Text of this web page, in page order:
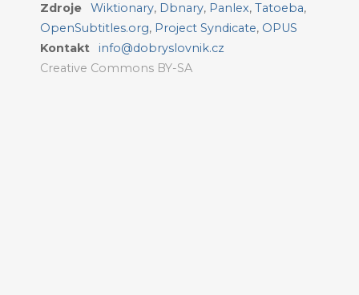
Zdroje Wiktionary, Dbnary, Panlex,Tatoeba,
OpenSubtitles.org, Project Syndicate, OPUS
Kontakt
info@dobryslovnik.cz
Creative Commons BY-SA